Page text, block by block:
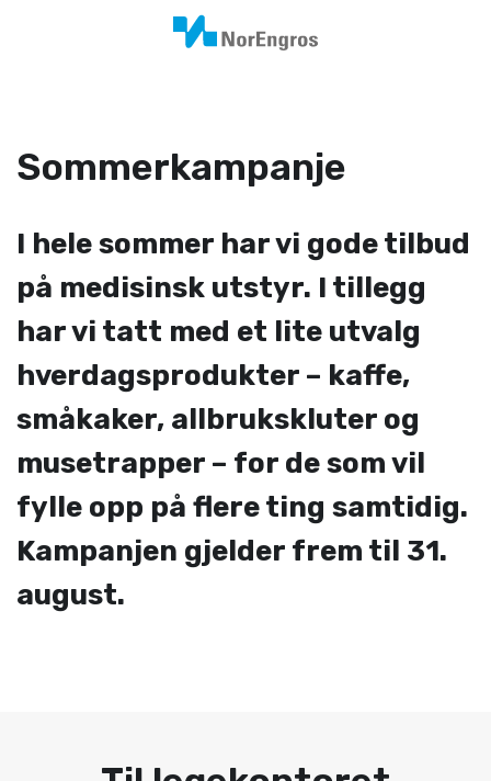
Sommerkampanje
I hele sommer har vi gode tilbud
på medisinsk utstyr. I tillegg
har vi tatt med et lite utvalg
hverdagsprodukter – kaffe,
småkaker, allbrukskluter og
musetrapper – for de som vil
fylle opp på flere ting samtidig.
Kampanjen gjelder frem til 31.
august.